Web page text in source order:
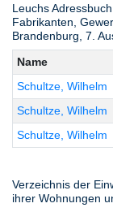
Leuchs
Fabrikanten,
Brandenburg, 7.
Name
Schultze, Wilhelm
Schultze, Wilhelm
Schultze, Wilhelm
Verzeichnis der
ihrer Wohnungen